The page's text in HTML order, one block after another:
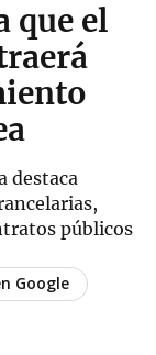
que el
destaca
públicos
Google